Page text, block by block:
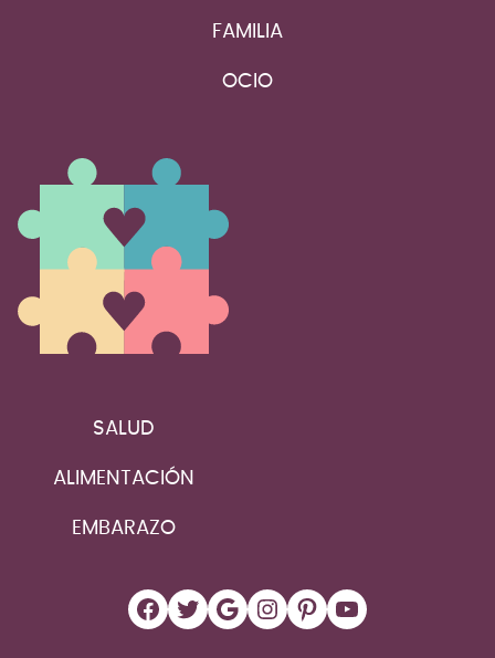
FAMILIA
OCIO
SALUD
ALIMENTACIÓN
EMBARAZO
Facebook
Twitter
Google
Instagram
Pinterest
YouTube